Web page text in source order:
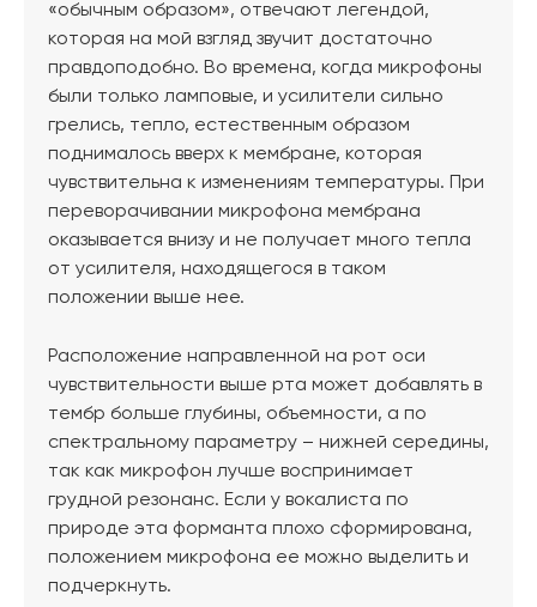
«обычным образом», отвечают легендой,
которая на мой взгляд звучит достаточно
правдоподобно. Во времена, когда микрофоны
были только ламповые, и усилители сильно
грелись, тепло, естественным образом
поднималось вверх к мембране, которая
чувствительна к изменениям температуры. При
переворачивании микрофона мембрана
оказывается внизу и не получает много тепла
от усилителя, находящегося в таком
положении выше нее.
Расположение направленной на рот оси
чувствительности выше рта может добавлять в
тембр больше глубины, объемности, а по
спектральному параметру – нижней середины,
так как микрофон лучше воспринимает
грудной резонанс. Если у вокалиста по
природе эта форманта плохо сформирована,
положением микрофона ее можно выделить и
подчеркнуть.